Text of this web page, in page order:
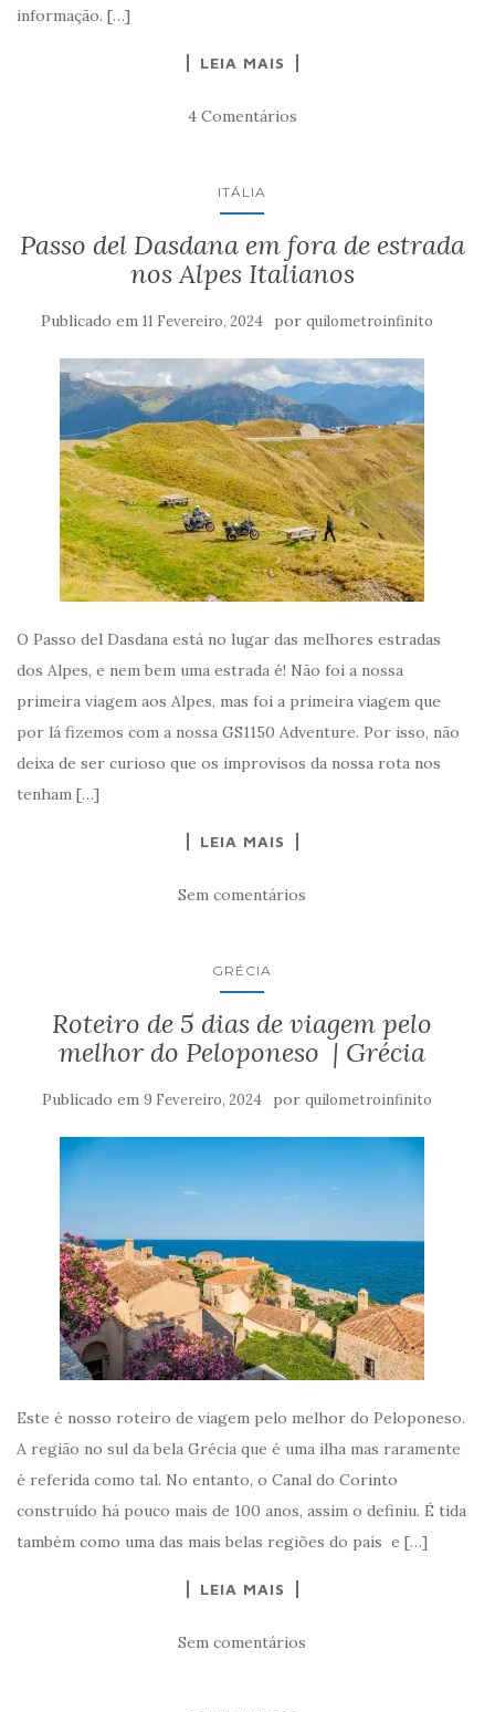
informação. […]
LEIA MAIS
4 Comentários
ITÁLIA
Passo del Dasdana em fora de estrada
nos Alpes Italianos
Publicado em 11 Fevereiro, 2024 por quilometroinfinito
O Passo del Dasdana está no lugar das melhores estradas
dos Alpes, e nem bem uma estrada é! Não foi a nossa
primeira viagem aos Alpes, mas foi a primeira viagem que
por lá fizemos com a nossa GS1150 Adventure. Por isso, não
deixa de ser curioso que os improvisos da nossa rota nos
tenham […]
LEIA MAIS
Sem comentários
GRÉCIA
Roteiro de 5 dias de viagem pelo
melhor do Peloponeso | Grécia
Publicado em 9 Fevereiro, 2024 por quilometroinfinito
Este é nosso roteiro de viagem pelo melhor do Peloponeso.
A região no sul da bela Grécia que é uma ilha mas raramente
é referida como tal. No entanto, o Canal do Corinto
construído há pouco mais de 100 anos, assim o definiu. É tida
também como uma das mais belas regiões do país e […]
LEIA MAIS
Sem comentários